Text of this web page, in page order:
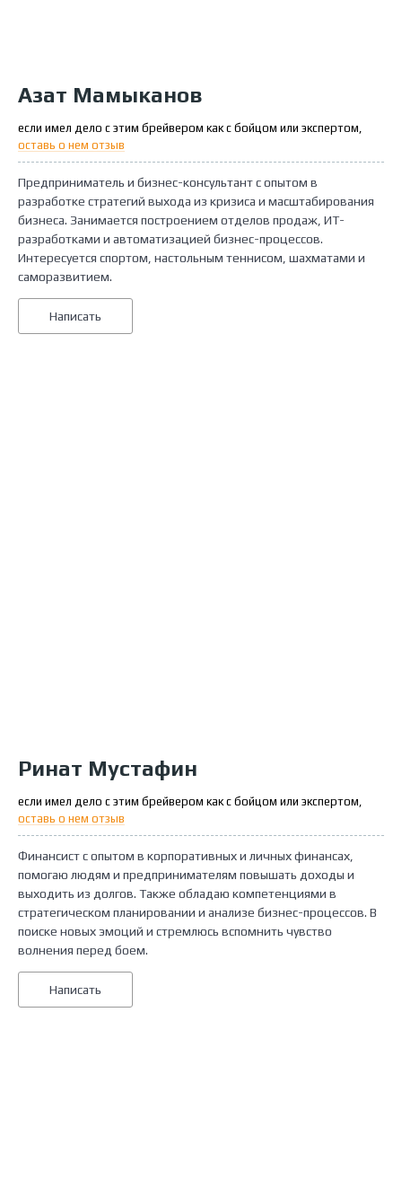
Азат Мамыканов
если имел дело с этим брейвером как с бойцом или экспертом,
оставь о нем отзыв
Предприниматель и бизнес-консультант с опытом в
разработке стратегий выхода из кризиса и масштабирования
бизнеса. Занимается построением отделов продаж, ИТ-
разработками и автоматизацией бизнес-процессов.
Интересуется спортом, настольным теннисом, шахматами и
саморазвитием.
Написать
Ринат Мустафин
если имел дело с этим брейвером как с бойцом или экспертом,
оставь о нем отзыв
Финансист с опытом в корпоративных и личных финансах,
помогаю людям и предпринимателям повышать доходы и
выходить из долгов. Также обладаю компетенциями в
стратегическом планировании и анализе бизнес-процессов. В
поиске новых эмоций и стремлюсь вспомнить чувство
волнения перед боем.
Написать